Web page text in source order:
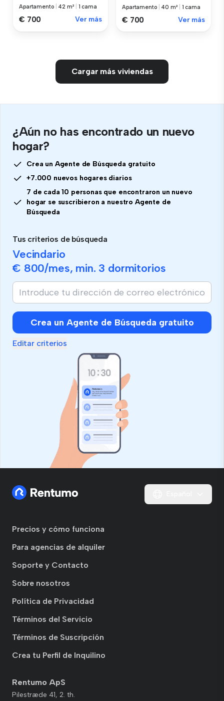
Apartamento 42 m² 1 cama
€ 700 Ver más
Apartamento 40 m² 1 cama
€ 700 Ver más
Cargar más viviendas
¿Aún no has encontrado un nuevo
hogar?
Crea un Agente de Búsqueda gratuito
+7.000 nuevos hogares diarios
7 de cada 10 personas que encontraron un nuevo
hogar se suscribieron a nuestro Agente de
Búsqueda
Tus criterios de búsqueda
Vecindario
€ 800/mes, min. 3 dormitorios
Crea un Agente de Búsqueda gratuito
Editar criterios
Precios y cómo funciona
Para agencias de alquiler
Soporte y Contacto
Sobre nosotros
Política de Privacidad
Términos del Servicio
Términos de Suscripción
Crea tu Perfil de Inquilino
Rentumo ApS
Pilestræde 41, 2. th.